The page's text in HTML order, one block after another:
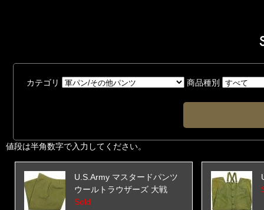
カテゴリ 商品種別
値段は半角数字で入力してください。
U.S.Army マスタードパンツ
ウールトラウザーズ 大戦
Sold